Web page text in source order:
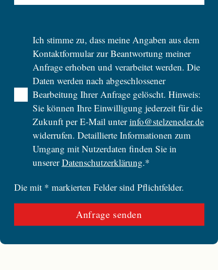
Ich stimme zu, dass meine Angaben aus dem
Kontaktformular zur Beantwortung meiner
Anfrage erhoben und verarbeitet werden. Die
Daten werden nach abgeschlossener
Bearbeitung Ihrer Anfrage gelöscht. Hinweis:
Sie können Ihre Einwilligung jederzeit für die
Zukunft per E-Mail unterinfo@stelzeneder.de
widerrufen. Detaillierte Informationen zum
Umgang mit Nutzerdaten finden Sie in
unsererDatenschutzerklärung.*
Die mit * markierten Felder sind Pflichtfelder.